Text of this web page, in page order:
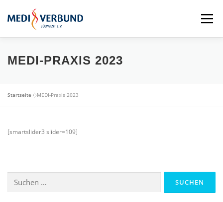
Inhalt
springen
Menü
STARTSEITE QM-SCHULUNGSTAG
MEDI VORTEILE
AKTUELLES MEDI BLOG
MEDI-PRAXIS 2023
Startseite »MEDI-Praxis 2023
[smartslider3 slider=109]
nach: